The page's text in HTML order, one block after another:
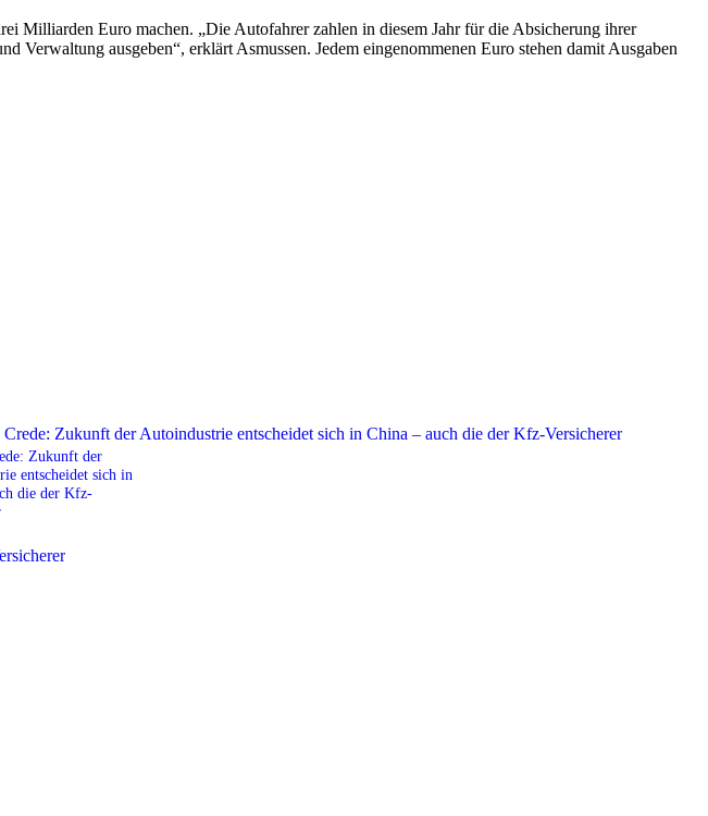
Milliarden Euro machen. „Die Autofahrer zahlen in diesem Jahr für die Absicherung ihrer
ausgeben“, erklärt Asmussen. Jedem eingenommenen Euro stehen damit Ausgaben
Zukunft der
entscheidet sich in
die der Kfz-